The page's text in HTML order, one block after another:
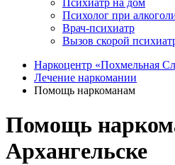
Психиатр на дом
Психолог при
Врач-психиатр
Вызов скорой
Наркоцентр «Похмельная
Лечение наркомании
Помощь наркоманам
Помощь
Архангельске